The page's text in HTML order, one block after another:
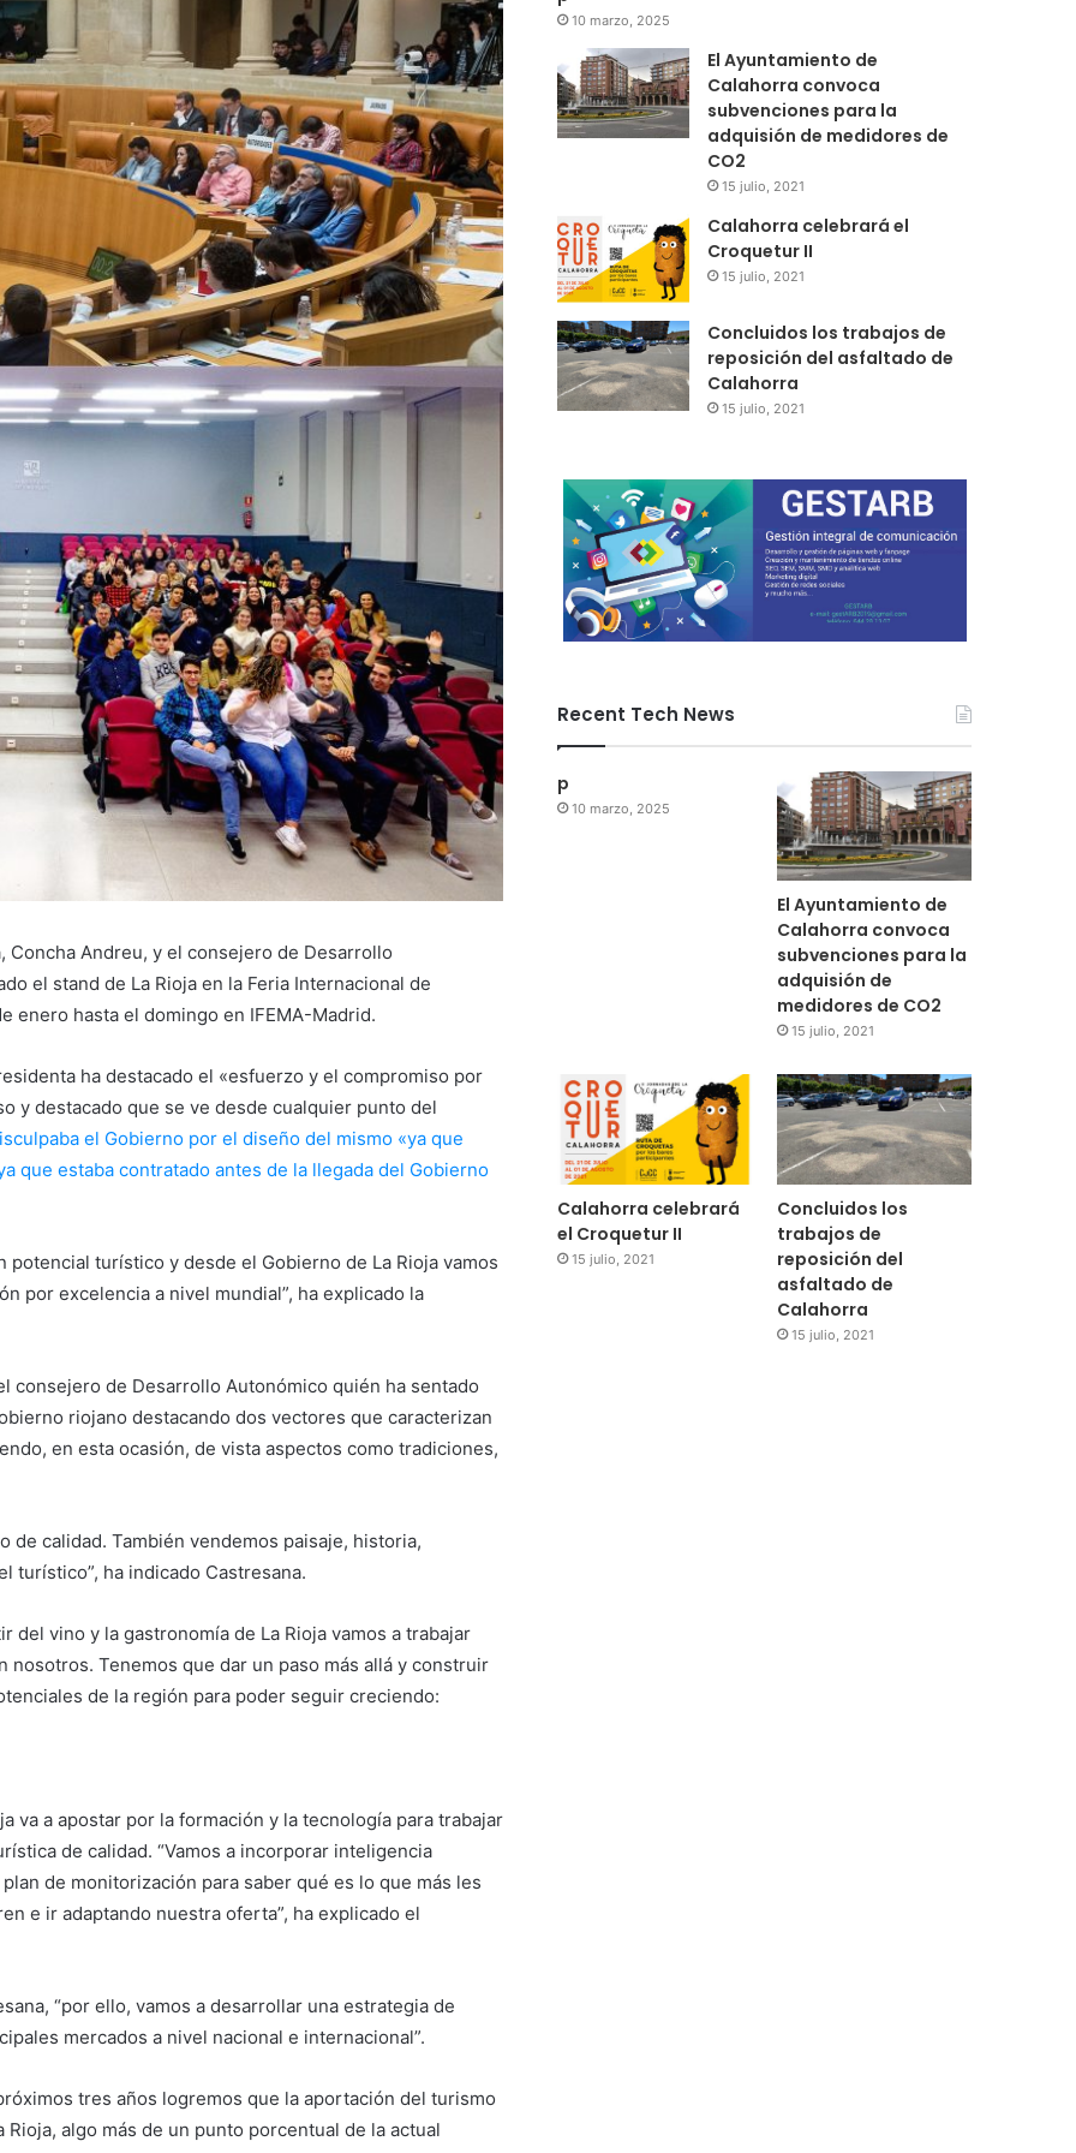
Concha Andreu, y el consejero de Desarrollo
el stand de La Rioja en la Feria Internacional de
enero hasta el domingo en IFEMA-Madrid.
ha destacado el «esfuerzo y el compromiso por
y destacado que se ve desde cualquier punto del
el Gobierno por el diseño del mismo «ya que
que estaba contratado antes de la llegada del Gobierno
potencial turístico y desde el Gobierno de La Rioja vamos
por excelencia a nivel mundial”, ha explicado la
consejero de Desarrollo Autonómico quién ha sentado
riojano destacando dos vectores que caracterizan
en esta ocasión, de vista aspectos como tradiciones,
de calidad. También vendemos paisaje, historia,
turístico”, ha indicado Castresana.
del vino y la gastronomía de La Rioja vamos a trabajar
Tenemos que dar un paso más allá y construir
de la región para poder seguir creciendo:
va a apostar por la formación y la tecnología para trabajar
de calidad. “Vamos a incorporar inteligencia
de monitorización para saber qué es lo que más les
e ir adaptando nuestra oferta”, ha explicado el
“por ello, vamos a desarrollar una estrategia de
mercados a nivel nacional e internacional”.
tres años logremos que la aportación del turismo
algo más de un punto porcentual de la actual
10 marzo, 2025
El Ayuntamiento de
Calahorra convoca
subvenciones para la
adquisión de medidores de
CO2
15 julio, 2021
Calahorra celebrará el
Croquetur II
15 julio, 2021
Concluidos los trabajos de
reposición del asfaltado de
Calahorra
15 julio, 2021
Recent Tech News
p
10 marzo, 2025
El Ayuntamiento de
Calahorra convoca
subvenciones para la
adquisión de
medidores de CO2
15 julio, 2021
Calahorra celebrará
el Croquetur II
15 julio, 2021
Concluidos los
trabajos de
reposición del
asfaltado de
Calahorra
15 julio, 2021